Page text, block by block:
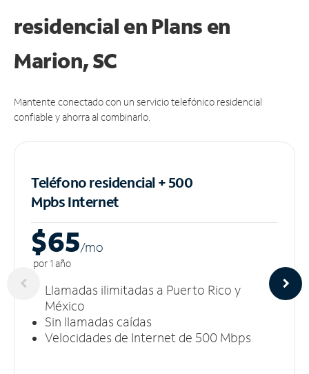
residencial en Plans en
Marion, SC
Mantente conectado con un servicio telefónico residencial
confiable y ahorra al combinarlo.
Teléfono residencial + 500
MpbsInternet
$65/mo
por 1 año
Llamadas ilimitadas a Puerto Rico y
México
Sin llamadas caídas
Velocidades de Internet de 500 Mbps